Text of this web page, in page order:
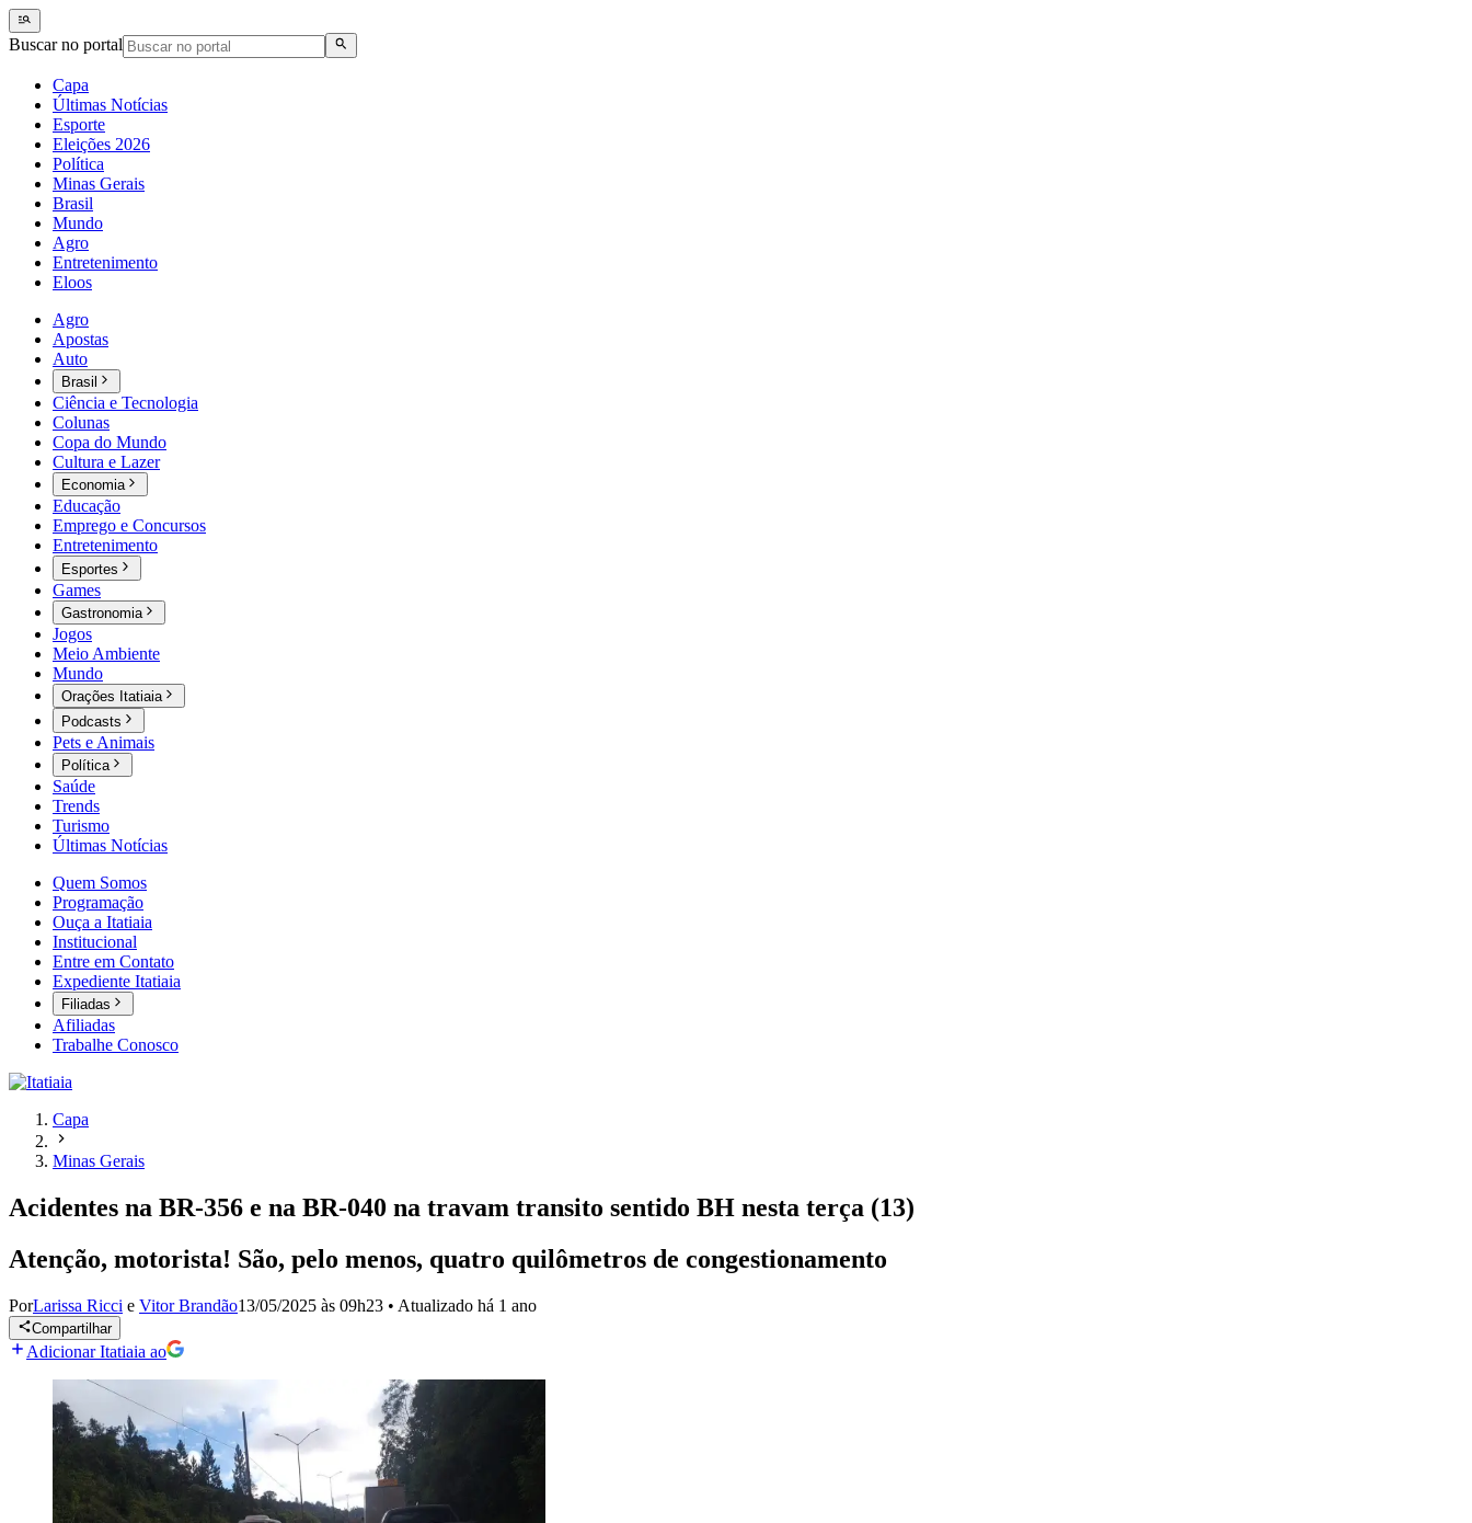
Buscar no portal
Capa
Últimas Notícias
Esporte
Eleições 2026
Política
Minas Gerais
Brasil
Mundo
Agro
Entretenimento
Eloos
Agro
Apostas
Auto
Brasil
Ciência e Tecnologia
Colunas
Copa do Mundo
Cultura e Lazer
Economia
Educação
Emprego e Concursos
Entretenimento
Esportes
Games
Gastronomia
Jogos
Meio Ambiente
Mundo
Orações Itatiaia
Podcasts
Pets e Animais
Política
Saúde
Trends
Turismo
Últimas Notícias
Quem Somos
Programação
Ouça a Itatiaia
Institucional
Entre em Contato
Expediente Itatiaia
Filiadas
Afiliadas
Trabalhe Conosco
Capa
Minas Gerais
Acidentes na BR-356 e na BR-040 na travam transito sentido BH nesta terça (13)
Atenção, motorista! São, pelo menos, quatro quilômetros de congestionamento
PorLarissa Ricci e Vitor Brandão13/05/2025 às 09h23 • Atualizado há 1 ano
Compartilhar
Adicionar Itatiaia ao